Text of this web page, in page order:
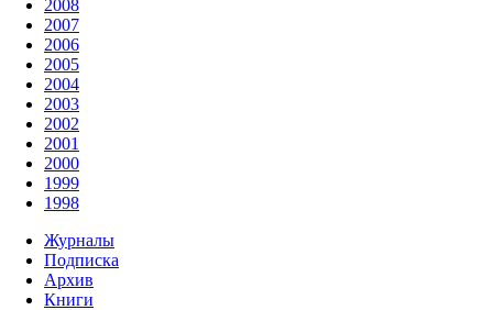
2008
2007
2006
2005
2004
2003
2002
2001
2000
1999
1998
Журналы
Подписка
Архив
Книги